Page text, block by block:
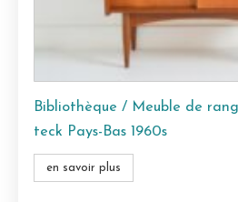
Bibliothèque / Meuble de
teck Pays-Bas 1960s
en savoir plus